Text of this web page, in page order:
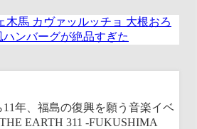
年、福島の復興を願う音楽イベ
EARTH 311 -FUKUSHIMA